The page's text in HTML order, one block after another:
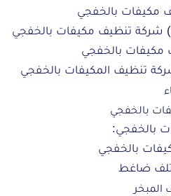
مكيفات بالخفجي
شركة تنظيف مكيفات بالخفجي
مكيفات بالخفجي
تنظيف المكيفات بالخفجي
بالخفجي
بالخفجي:
بالخفجي
ضاغط